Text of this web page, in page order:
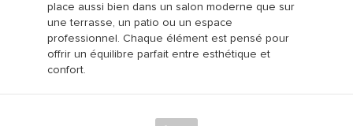
place aussi bien dans un salon moderne que sur
une terrasse, un patio ou un espace
professionnel. Chaque élément est pensé pour
offrir un équilibre parfait entre esthétique et
confort.